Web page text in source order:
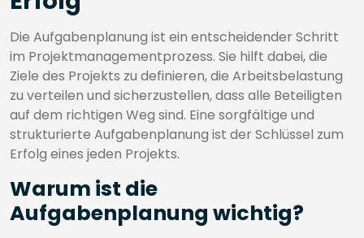
Die Aufgabenplanung ist ein entscheidender Schritt
im Projektmanagementprozess. Sie hilft dabei, die
Ziele des Projekts zu definieren, die Arbeitsbelastung
zu verteilen und sicherzustellen, dass alle Beteiligten
auf dem richtigen Weg sind. Eine sorgfältige und
strukturierte Aufgabenplanung ist der Schlüssel zum
Erfolg eines jeden Projekts.
Warum ist die
Aufgabenplanung wichtig?